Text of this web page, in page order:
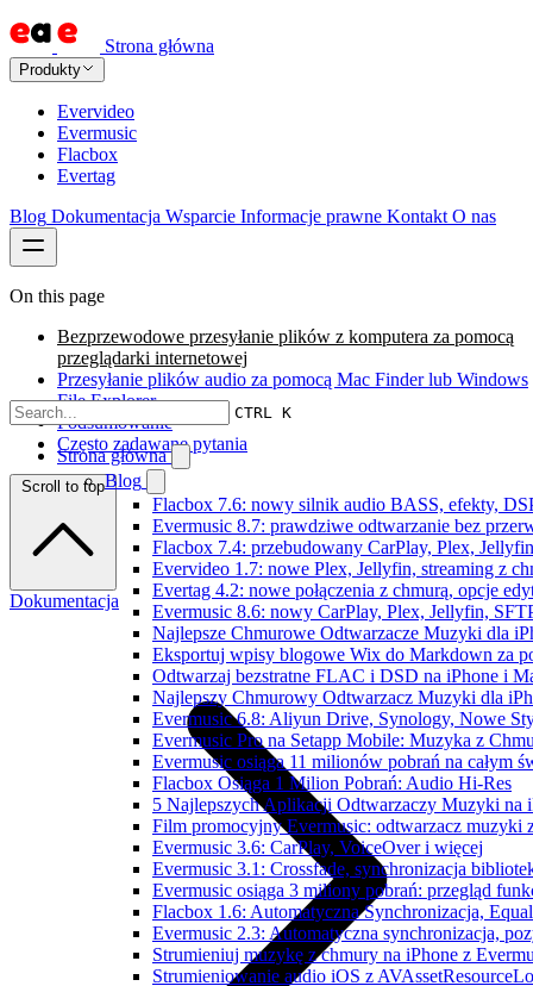
Strona główna
Produkty
Evervideo
Evermusic
Flacbox
Evertag
Blog Dokumentacja Wsparcie Informacje prawne Kontakt O nas
CTRL K
Strona główna
Blog
Flacbox 7.6: nowy silnik audio BASS, efekty,
Evermusic 8.7: prawdziwe odtwarzanie bez
Flacbox 7.4: przebudowany CarPlay, Plex,
Evervideo 1.7: nowe Plex, Jellyfin, streaming z
Evertag 4.2: nowe połączenia z chmurą, opcje
Evermusic 8.6: nowy CarPlay, Plex, Jellyfin,
Najlepsze Chmurowe Odtwarzacze Muzyki dla
Eksportuj wpisy blogowe Wix do Markdown za
Odtwarzaj bezstratne FLAC i DSD na iPhone i
Najlepszy Chmurowy Odtwarzacz Muzyki dla
Evermusic 6.8: Aliyun Drive, Synology, Nowe
Evermusic Pro na Setapp Mobile: Muzyka z
Evermusic osiąga 11 milionów pobrań na całym
Flacbox Osiąga 1 Milion Pobrań: Audio Hi-Res
5 Najlepszych Aplikacji Odtwarzaczy Muzyki na
Film promocyjny Evermusic: odtwarzacz muzyki
Evermusic 3.6: CarPlay, VoiceOver i więcej
Evermusic 3.1: Crossfade, synchronizacja
Evermusic osiąga 3 miliony pobrań: przegląd
Flacbox 1.6: Automatyczna Synchronizacja,
Evermusic 2.3: Automatyczna synchronizacja,
Strumieniuj muzykę z chmury na iPhone z
Strumieniowanie audio iOS z
On this page
Bezprzewodowe przesyłanie plików z komputera za pomocą
przeglądarki internetowej
Przesyłanie plików audio za pomocą Mac Finder lub Windows
File Explorer
Podsumowanie
Często zadawane pytania
Scroll to top
Dokumentacja